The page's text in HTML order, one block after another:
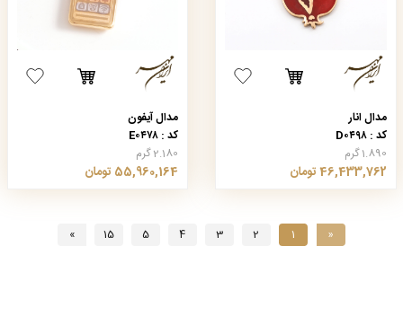
مدال انار
کد : D۰۴۹۸
1.890 گرم
46,433,762 تومان
مدال آیفون
کد : E۰۴۷۸
2.180 گرم
55,960,164 تومان
«
1
2
3
4
5
15
»